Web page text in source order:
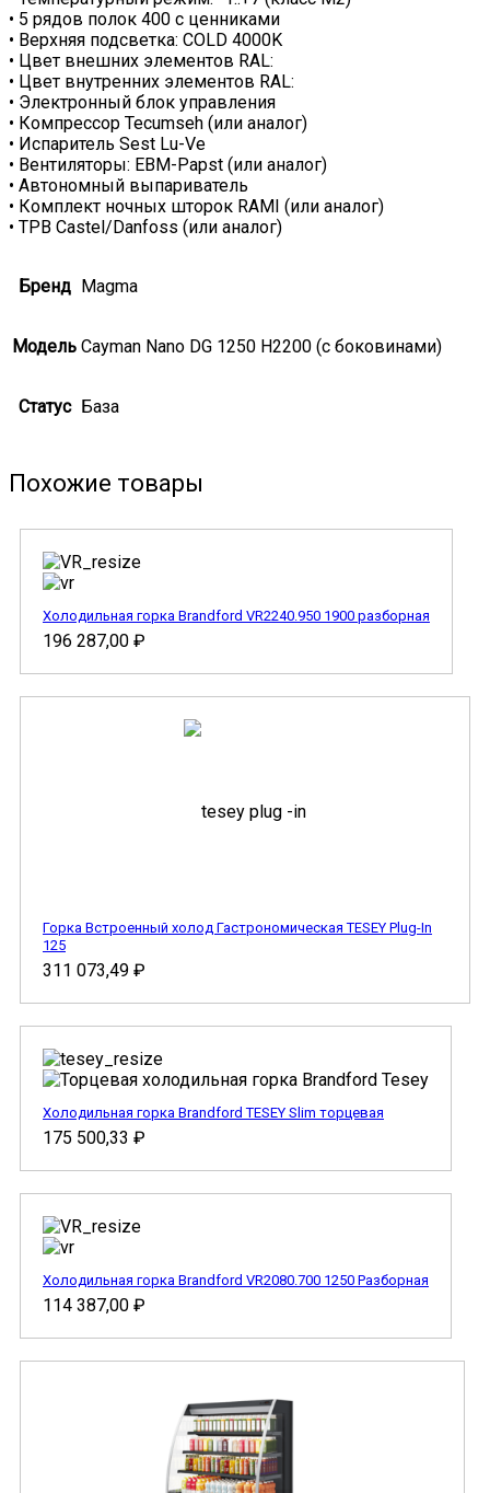
• 5 рядов полок 400 с ценниками
• Верхняя подсветка: COLD 4000K
• Цвет внешних элементов RAL:
• Цвет внутренних элементов RAL:
• Электронный блок управления
• Компрессор Tecumseh (или аналог)
• Испаритель Sest Lu-Ve
• Вентиляторы: EBM-Papst (или аналог)
• Автономный выпариватель
• Комплект ночных шторок RAMI (или аналог)
• ТРВ Castel/Danfoss (или аналог)
Бренд Magma
Модель Cayman Nano DG 1250 H2200 (с боковинами)
Статус База
Похожие товары
Холодильная горка Brandford VR2240.950 1900 разборная
196 287,00 ₽
Горка Встроенный холод Гастрономическая TESEY Plug-In
125
311 073,49 ₽
Холодильная горка Brandford TESEY Slim торцевая
175 500,33 ₽
Холодильная горка Brandford VR2080.700 1250 Разборная
114 387,00 ₽